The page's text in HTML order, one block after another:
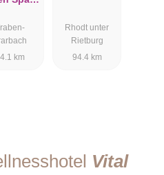
km
Rhodt unter
Rietburg
94.4 km
Vital